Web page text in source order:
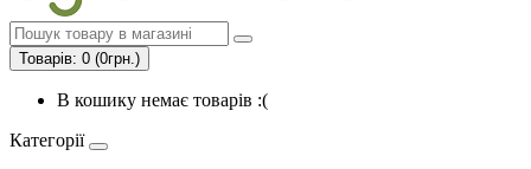
Товарів: 0 (0грн.)
В кошику немає товарів :(
Категорії